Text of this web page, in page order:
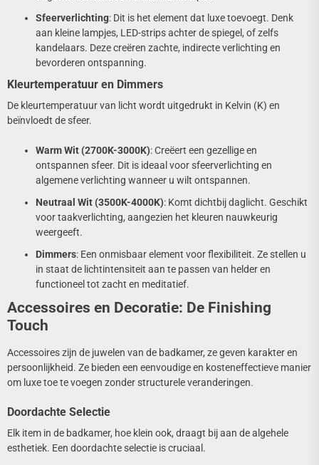
Sfeerverlichting: Dit is het element dat luxe toevoegt. Denk
aan kleine lampjes, LED-strips achter de spiegel, of zelfs
kandelaars. Deze creëren zachte, indirecte verlichting en
bevorderen ontspanning.
Kleurtemperatuur en Dimmers
De kleurtemperatuur van licht wordt uitgedrukt in Kelvin (K) en
beïnvloedt de sfeer.
Warm Wit (2700K-3000K): Creëert een gezellige en
ontspannen sfeer. Dit is ideaal voor sfeerverlichting en
algemene verlichting wanneer u wilt ontspannen.
Neutraal Wit (3500K-4000K): Komt dichtbij daglicht. Geschikt
voor taakverlichting, aangezien het kleuren nauwkeurig
weergeeft.
Dimmers: Een onmisbaar element voor flexibiliteit. Ze stellen u
in staat de lichtintensiteit aan te passen van helder en
functioneel tot zacht en meditatief.
Accessoires en Decoratie: De Finishing
Touch
Accessoires zijn de juwelen van de badkamer, ze geven karakter en
persoonlijkheid. Ze bieden een eenvoudige en kosteneffectieve manier
om luxe toe te voegen zonder structurele veranderingen.
Doordachte Selectie
Elk item in de badkamer, hoe klein ook, draagt bij aan de algehele
esthetiek. Een doordachte selectie is cruciaal.